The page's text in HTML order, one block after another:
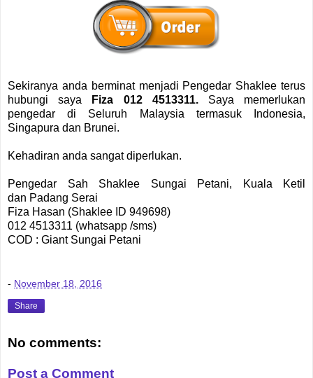
Sekiranya anda berminat menjadi Pengedar Shaklee terus
hubungi saya
Fiza 012 4513311.Saya memerlukan
pengedar di Seluruh Malaysia termasuk Indonesia,
Singapura dan Brunei.
Kehadiran anda sangat diperlukan.
Pengedar Sah Shaklee Sungai Petani, Kuala Ketil
dan Padang Serai
Fiza Hasan (Shaklee ID 949698)
012 4513311 (whatsapp /sms)
COD : Giant Sungai Petani
- November 18, 2016
Share
No comments:
Post a Comment